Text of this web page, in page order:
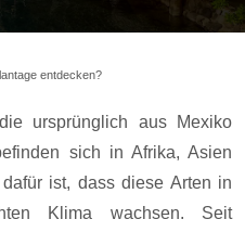
entdecken?
ursprünglich aus Mexiko
sich in Afrika, Asien
ist, dass diese Arten in
Klima wachsen. Seit